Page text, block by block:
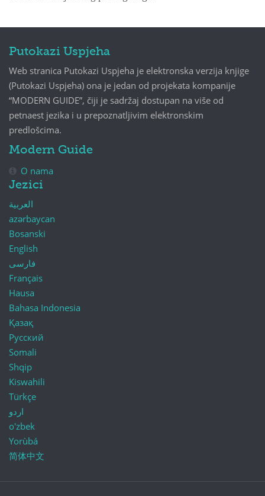
Putokazi Uspjeha
Web stranica Putokazi Uspjeha je elektronska verzija knjige
(Putokazi Uspjeha) ona je jedan od projekata kompanije
“MODERN GUIDE”, čiji je sadržaj dostupan na više od
petnaest jezika i u prepoznatljivim elektronskim
predlošcima.
Modern Guide
O nama
Jezici
العربية
azərbaycan
Bosanski
English
فارسی
Français
Hausa
Bahasa Indonesia
Қазақ
Русский
Somali
Shqip
Kiswahili
Türkçe
اردو
o'zbek
Yorùbá
简体中文